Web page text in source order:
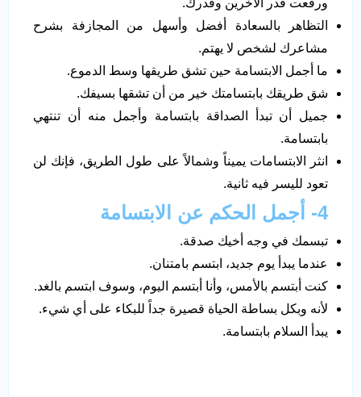
التظاهر بالسعادة أفضل وأسهل من المجازفة بشرح
مشاعرك لشخص لا يهتم.
ما أجمل الابتسامة حين تشق طريقها وسط الدموع.
شق طريقك بابتسامتك خير من أن تشقها بسيفك.
جميل أن تبدأ الصداقة بابتسامة وأجمل منه أن تنتهي
بابتسامة.
انثر الابتسامات يميناً وشمالاً على طول الطريق، فإنك لن
تعود لليسر فيه ثانية.
4- أجمل الحكم عن الابتسامة
تبسمك في وجه أخيك صدقة.
عندما يبدأ يوم جديد، ابتسم بامتنان.
كنت أبتسم بالأمس، وأنا أبتسم اليوم، وسوف ابتسم بالغد.
لأنه وبكل بساطة الحياة قصيرة جداً للبكاء على أي شيء.
يبدأ السلام بابتسامة.